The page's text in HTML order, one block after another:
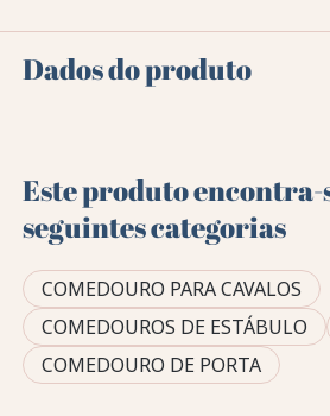
Dados do produto
Este produto encontra-
seguintes categorias
COMEDOURO PARA CAVALOS
COMEDOUROS DE ESTÁBULO
COMEDOURO DE PORTA